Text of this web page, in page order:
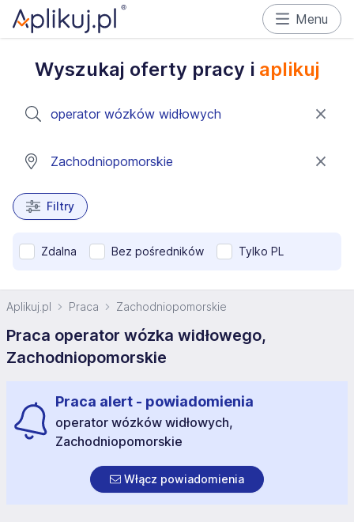
Menu
Wyszukaj oferty pracy i aplikuj
Filtry
Zdalna Bez pośredników Tylko PL
Aplikuj.pl Praca Zachodniopomorskie
Praca operator wózka widłowego,
Zachodniopomorskie
Praca alert - powiadomienia
operator wózków widłowych,
Zachodniopomorskie
Włącz powiadomienia